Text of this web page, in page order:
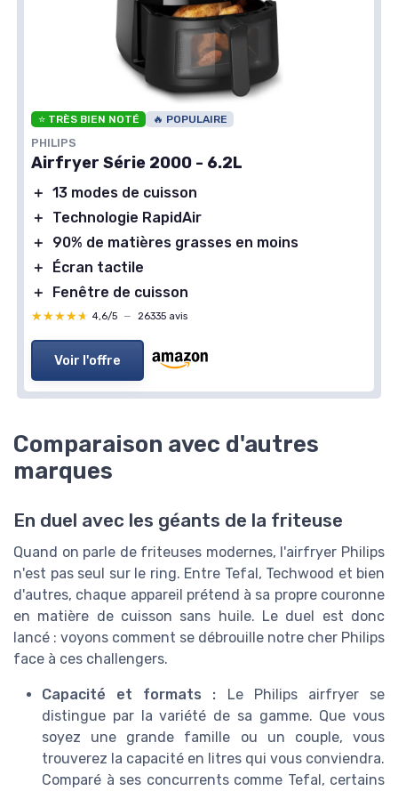
⭐ TRÈS BIEN NOTÉ 🔥 POPULAIRE
PHILIPS
Airfryer Série 2000 - 6.2L
＋ 13 modes de cuisson
＋
Technologie RapidAir
＋
90% de matières grasses en moins
＋
Écran tactile
＋
Fenêtre de cuisson
★★★★★
★★★★★ 4,6/5 — 26335 avis
Voir l'offre
Comparaison avec d'autres
marques
En duel avec les géants de la friteuse
Quand on parle de friteuses modernes, l'airfryer Philips
n'est pas seul sur le ring. Entre Tefal, Techwood et bien
d'autres, chaque appareil prétend à sa propre couronne
en matière de cuisson sans huile. Le duel est donc
lancé : voyons comment se débrouille notre cher Philips
face à ces challengers.
Capacité et formats : Le Philips airfryer se
distingue par la variété de sa gamme. Que vous
soyez une grande famille ou un couple, vous
trouverez la capacité en litres qui vous conviendra.
Comparé à ses concurrents comme Tefal, certains